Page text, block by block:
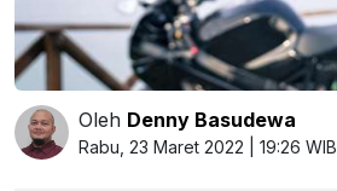
Oleh Denny Basudewa
Rabu, 23 Maret 2022 | 19:26 WIB